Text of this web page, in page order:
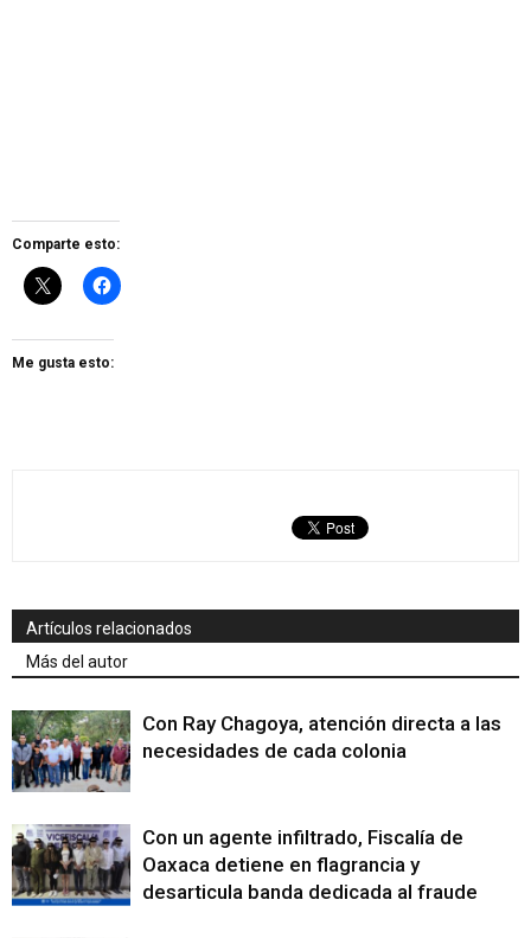
Comparte esto:
Me gusta esto:
Artículos relacionados
Más del autor
Con Ray Chagoya, atención directa a las
necesidades de cada colonia
Con un agente infiltrado, Fiscalía de
Oaxaca detiene en flagrancia y
desarticula banda dedicada al fraude